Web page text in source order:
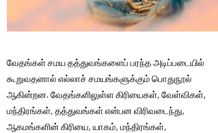
வேதங்கள் சமய தத்துவங்களைப் பரந்த அடிப்படையில்
கூறுவதனால் எல்லாச் சமயங்களுக்கும் பொதுநூல்
ஆகின்றன. வேதங்களிலுள்ள கிரியைகள், வேள்விகள்,
மந்திரங்கள், தத்துவங்கள் என்பன விரிவடைந்து,
ஆகமங்களின் கிரியை, யாகம், மந்திரங்கள்,